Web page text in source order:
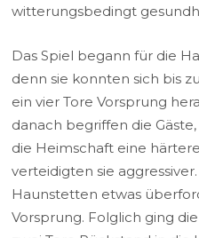
witterungsbedingt
Das Spiel begann für die
denn sie konnten sich bis
ein vier Tore Vorsprung
danach begriffen die
die Heimschaft eine
verteidigten sie
Haunstetten etwas
Vorsprung. Folglich ging